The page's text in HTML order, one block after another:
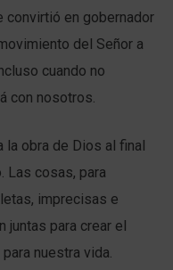
convirtió en gobernador
del Señor a
cuando no
con nosotros.
la obra de Dios al final
Las cosas, para
imprecisas e
juntas para crear el
nuestra vida.